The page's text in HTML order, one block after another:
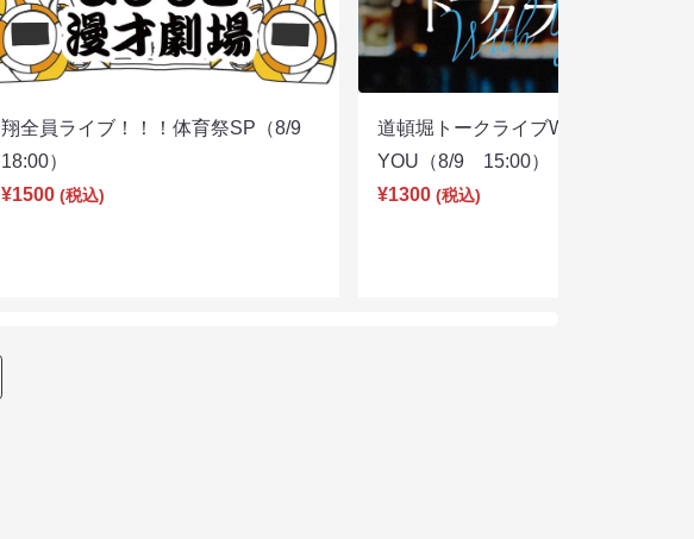
翔全員ライブ！！！体育祭SP（8/9
18:00）
¥1500 (税込)
道頓堀トークライブWITH
YOU（8/9 15:00）
¥1300 (税込)